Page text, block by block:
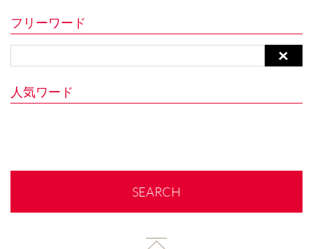
フリーワード
人気ワード
SEARCH